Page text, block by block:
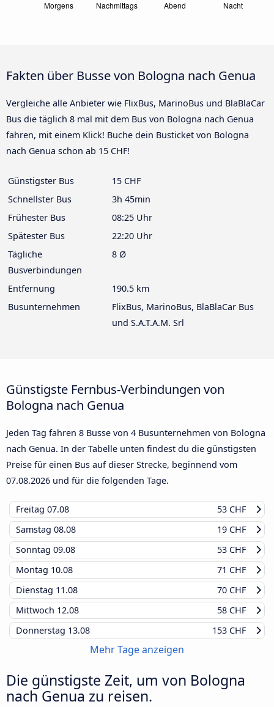
Fakten über Busse von Bologna nach Genua
Vergleiche alle Anbieter wie FlixBus, MarinoBus und BlaBlaCar
Bus die täglich 8 mal mit dem Bus von Bologna nach Genua
fahren, mit einem Klick! Buche dein Busticket von Bologna
nach Genua schon ab 15 CHF!
Günstigster Bus
15 CHF
Schnellster Bus
3h 45min
Frühester Bus
08:25 Uhr
Spätester Bus
22:20 Uhr
Tägliche
Busverbindungen
8 Ø
Entfernung
190.5 km
Busunternehmen
FlixBus, MarinoBus, BlaBlaCar Bus
und S.A.T.A.M. Srl
Günstigste Fernbus-Verbindungen von
Bologna nach Genua
Jeden Tag fahren 8 Busse von 4 Busunternehmen von Bologna
nach Genua. In der Tabelle unten findest du die günstigsten
Preise für einen Bus auf dieser Strecke, beginnend vom
07.08.2026 und für die folgenden Tage.
Freitag 07.08
53 CHF
Samstag 08.08
19 CHF
Sonntag 09.08
53 CHF
Montag 10.08
71 CHF
Dienstag 11.08
70 CHF
Mittwoch 12.08
58 CHF
Donnerstag 13.08 153 CHF
Mehr Tage anzeigen
Die günstigste Zeit, um von Bologna
nach Genua zu reisen.